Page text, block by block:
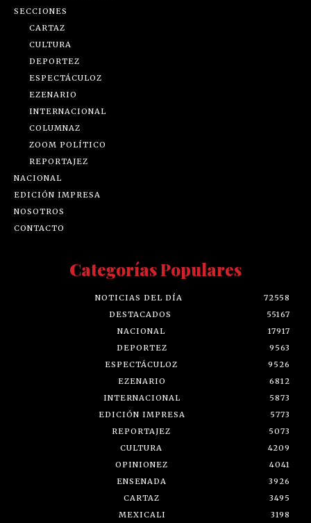
SECCIONES
CARTAZ
CULTURA
DEPORTEZ
ESPECTÁCULOZ
EZENARIO
INTERNACIONAL
COLUMNAZ
ZOOM POLÍTICO
REPORTAJEZ
NACIONAL
EDICIÓN IMPRESA
NOSOTROS
CONTACTO
Categorías Populares
NOTICIAS DEL DÍA
72558
DESTACADOS
55167
NACIONAL
17917
DEPORTEZ
9563
ESPECTÁCULOZ
9526
EZENARIO
6812
INTERNACIONAL
5873
EDICIÓN IMPRESA
5773
REPORTAJEZ
5073
CULTURA
4209
OPINIONEZ
4041
ENSENADA
3926
CARTAZ
3495
MEXICALI
3198